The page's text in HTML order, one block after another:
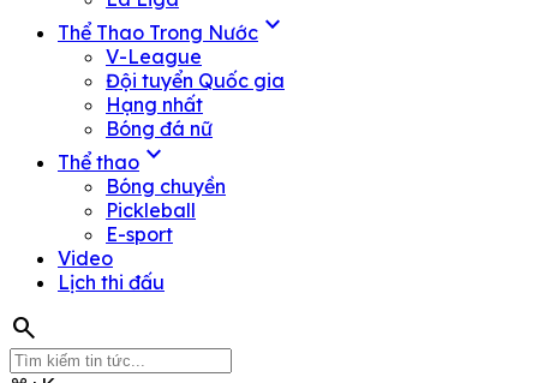
Thể Thao Trong Nước expand_more
V-League
Đội tuyển Quốc gia
Hạng nhất
Bóng đá nữ
Thể thao expand_more
Bóng chuyền
Pickleball
E-sport
Video
Lịch thi đấu
search